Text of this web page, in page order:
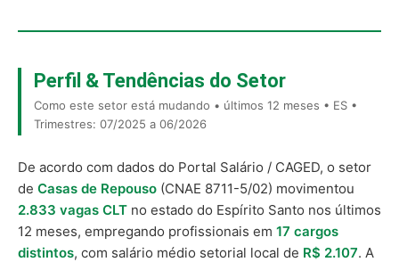
Perfil & Tendências do Setor
Como este setor está mudando • últimos 12 meses • ES •
Trimestres: 07/2025 a 06/2026
De acordo com dados do Portal Salário / CAGED, o setor
de Casas de Repouso (CNAE 8711-5/02) movimentou
2.833 vagas CLT no estado do Espírito Santo nos últimos
12 meses, empregando profissionais em 17 cargos
distintos, com salário médio setorial local de R$ 2.107. A